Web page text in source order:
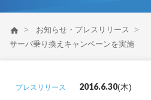
home
お知らせ・プレスリリース
サーバ乗り換えキャンペーンを実施
プレスリリース 2016.6.30(木)